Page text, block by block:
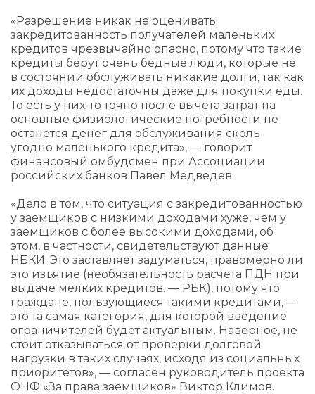
«Разрешение никак не оценивать
закредитованность получателей маленьких
кредитов чрезвычайно опасно, потому что такие
кредиты берут очень бедные люди, которые не
в состоянии обслуживать никакие долги, так как
их доходы недостаточны даже для покупки еды.
То есть у них-то точно после вычета затрат на
основные физиологические потребности не
останется денег для обслуживания сколь
угодно маленького кредита», — говорит
финансовый омбудсмен при Ассоциации
российских банков Павел Медведев.
«Дело в том, что ситуация с закредитованностью
у заемщиков с низкими доходами хуже, чем у
заемщиков с более высокими доходами, об
этом, в частности, свидетельствуют данные
НБКИ. Это заставляет задуматься, правомерно ли
это изъятие (необязательность расчета ПДН при
выдаче мелких кредитов. — РБК), потому что
граждане, пользующиеся такими кредитами, —
это та самая категория, для которой введение
ограничителей будет актуальным. Наверное, не
стоит отказываться от проверки долговой
нагрузки в таких случаях, исходя из социальных
приоритетов», — согласен руководитель проекта
ОНФ «За права заемщиков» Виктор Климов.